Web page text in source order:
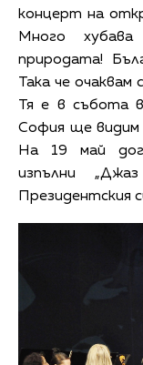
концерт на
Много
природата!
Така че
Тя е в събота
София ще видим
На 19 май
изпълни
Президентския